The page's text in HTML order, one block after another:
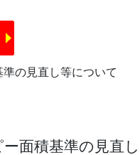
の見直し等について
面積基準の見直し